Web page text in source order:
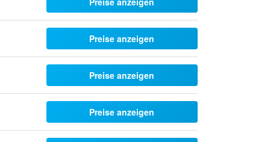
Preise anzeigen
Preise anzeigen
Preise anzeigen